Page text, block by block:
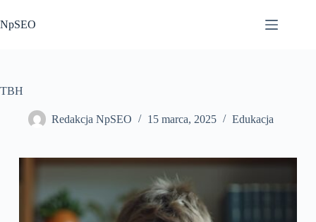
do
treści
NpSEO
TBH
Redakcja NpSEO 15 marca, 2025 Edukacja